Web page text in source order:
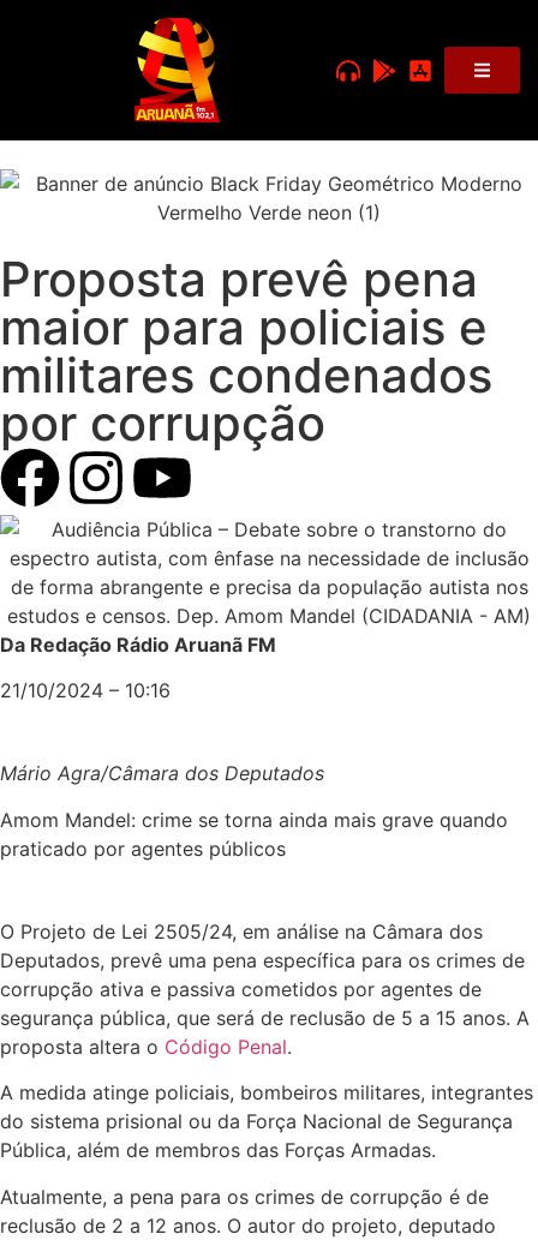
Proposta prevê pena
maior para policiais e
militares condenados
por corrupção
Da Redação Rádio Aruanã FM
21/10/2024 – 10:16
Mário Agra/Câmara dos Deputados
Amom Mandel: crime se torna ainda mais grave quando
praticado por agentes públicos
O Projeto de Lei 2505/24, em análise na Câmara dos
Deputados, prevê uma pena específica para os crimes de
corrupção ativa e passiva cometidos por agentes de
segurança pública, que será de reclusão de 5 a 15 anos. A
proposta altera o Código Penal.
A medida atinge policiais, bombeiros militares, integrantes
do sistema prisional ou da Força Nacional de Segurança
Pública, além de membros das Forças Armadas.
Atualmente, a pena para os crimes de corrupção é de
reclusão de 2 a 12 anos. O autor do projeto, deputado